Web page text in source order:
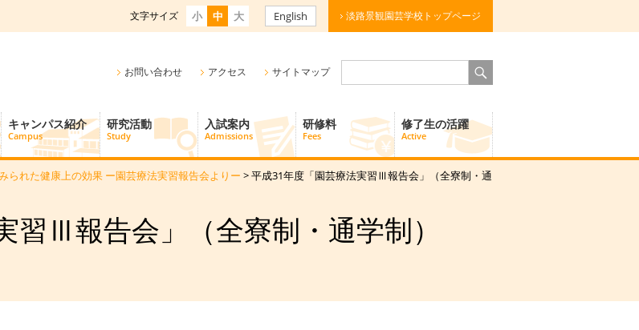
淡路景観園芸学校トップページ
English
文字サイズ 小 中 大
キャンパス紹介
Campus
研究活動
Study
入試案内
Admissions
研修料
Fees
修了生の活躍
Active
お問い合わせ アクセス サイトマップ
られた健康上の効果 ー園芸療法実習報告会よりー > 平成31年度「園芸療法実習Ⅲ報告会」（全寮制・通
習Ⅲ報告会」（全寮制・通学制）